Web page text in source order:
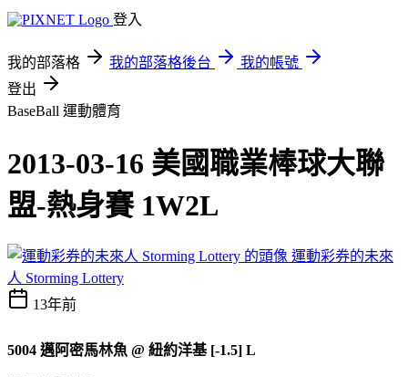
登入
我的部落格 我的部落格後台
我的帳號
登出
BaseBall 運動體育
2013-03-16 美國職業棒球大聯
盟-熱身賽 1W2L
運動彩券的未來
人 Storming Lottery
13年前
5004 邁阿密馬林魚 @ 紐約洋基 [-1.5] L